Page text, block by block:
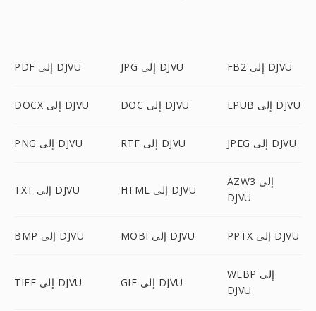
PDF إلى DJVU JPG إلى DJVU FB2 إلى DJVU
DOCX إلى DJVU DOC إلى DJVU EPUB إلى DJVU
PNG إلى DJVU RTF إلى DJVU JPEG إلى DJVU
TXT إلى DJVU HTML إلى DJVU
AZW3 إلى
DJVU
BMP إلى DJVU MOBI إلى DJVU PPTX إلى DJVU
TIFF إلى DJVU GIF إلى DJVU
WEBP إلى
DJVU